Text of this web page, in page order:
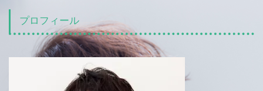
ィ
ン
ド
ウ
で
開
ま
す
t
t
e
で
有
(
で
共
有
す
る
に
ク
リ
ッ
プロフィール